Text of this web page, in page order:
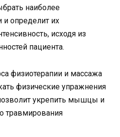
наиболее
определит их
исходя из
пациента.
физиотерапии и массажа
физические упражнения
укрепить мышцы и
травмирования